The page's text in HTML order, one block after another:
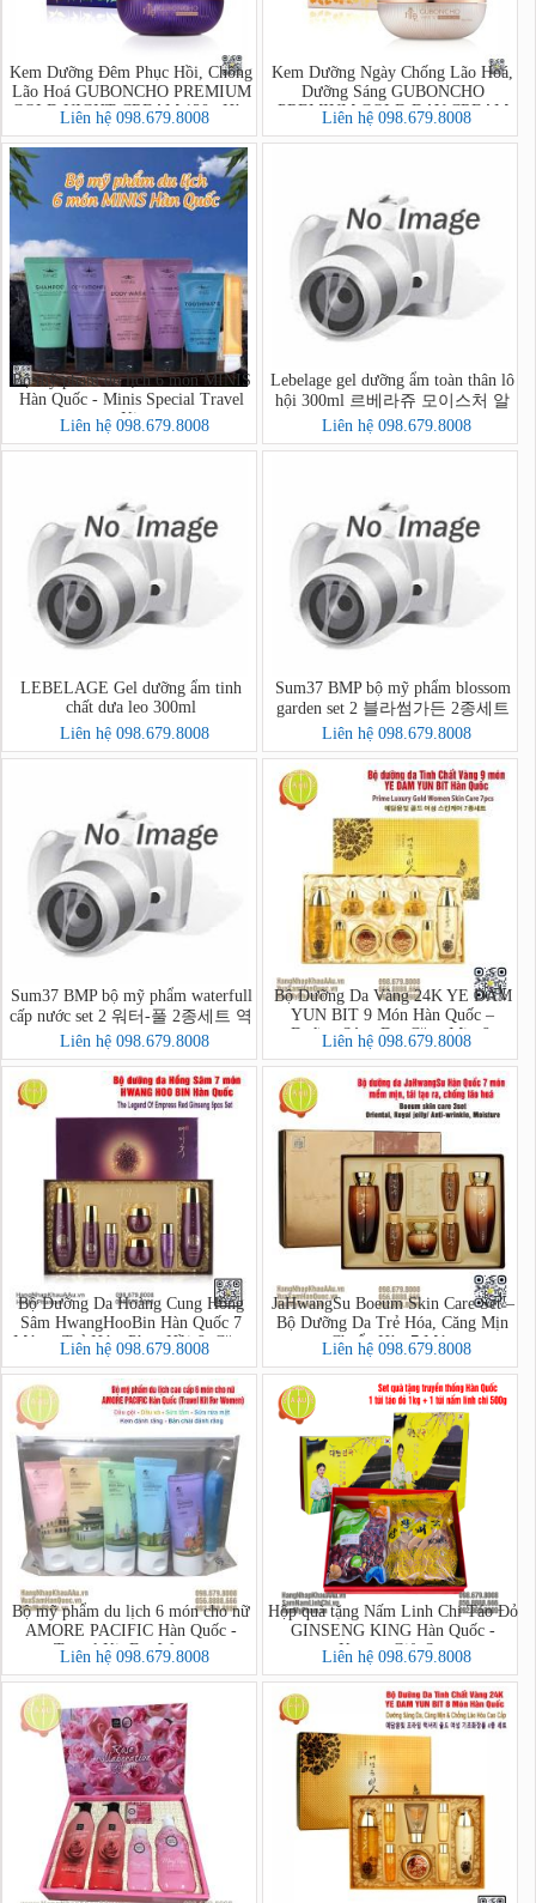
Kem Dưỡng Đêm Phục Hồi, Chống
Lão Hoá GUBONCHO PREMIUM
GOLD NIGHT CREAM 120g Hàn
Liên hệ 098.679.8008
Kem Dưỡng Ngày Chống Lão Hoá,
Dưỡng Sáng GUBONCHO
PREMIUM GOLD DAY CREAM
80g Hàn Quốc
Liên hệ 098.679.8008
Bộ mỹ phẩm du lịch 6 món MINIS
Hàn Quốc - Minis Special Travel
Kit
Liên hệ 098.679.8008
Lebelage gel dưỡng ẩm toàn thân lô
hội 300ml 르베라쥬 모이스처 알
로에 순도 100% 수딩젤
Liên hệ 098.679.8008
LEBELAGE Gel dưỡng ẩm tinh
chất dưa leo 300ml
Liên hệ 098.679.8008
Sum37 BMP bộ mỹ phẩm blossom
garden set 2 블라썸가든 2종세트
Liên hệ 098.679.8008
Sum37 BMP bộ mỹ phẩm waterfull
cấp nước set 2 워터-풀 2종세트 역
매팩
Liên hệ 098.679.8008
Bộ Dưỡng Da Vàng 24K YE DAM
YUN BIT 9 Món Hàn Quốc –
Dưỡng Sáng Da, Căng Mịn &
Chống Lão Hóa Cao Cấp
Liên hệ 098.679.8008
Bộ Dưỡng Da Hoàng Cung Hồng
Sâm HwangHooBin Hàn Quốc 7
Món – Trẻ Hóa, Phục Hồi & Căng
Mịn Làn Da
Liên hệ 098.679.8008
JaHwangSu Boeum Skin Care Set –
Bộ Dưỡng Da Trẻ Hóa, Căng Mịn
Chuẩn Hàn 7 Món
Liên hệ 098.679.8008
Bộ mỹ phẩm du lịch 6 món cho nữ
AMORE PACIFIC Hàn Quốc -
Travel Kit For Women
Liên hệ 098.679.8008
Hộp quà tặng Nấm Linh Chi Táo Đỏ
GINSENG KING Hàn Quốc -
Korean Gift Set
Liên hệ 098.679.8008